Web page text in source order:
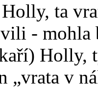
ta
- mohla
Holly,
„vrata v